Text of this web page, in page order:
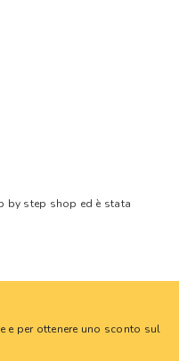
by step shop ed è stata
e per ottenere uno sconto sul